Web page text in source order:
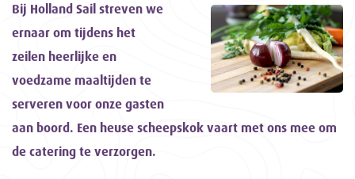
Bij Holland Sail streven we
ernaar om tijdens het
zeilen heerlijke en
voedzame maaltijden te
serveren voor onze gasten
aan boord. Een heuse scheepskok vaart met ons mee om
de catering te verzorgen.